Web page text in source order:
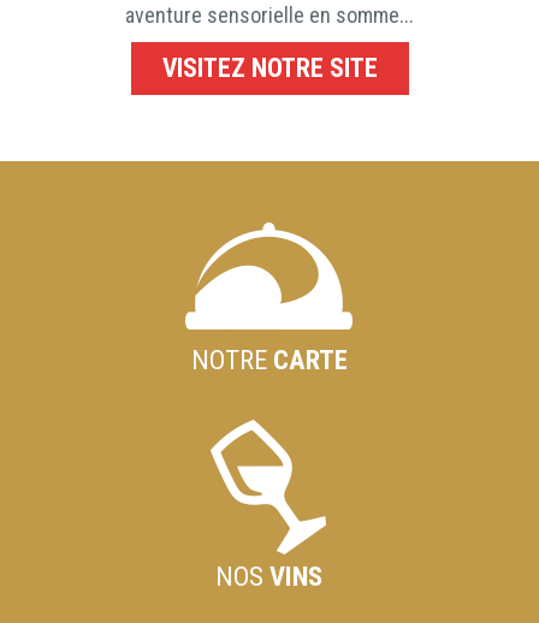
aventure sensorielle en somme...
VISITEZ NOTRE SITE
NOTRE CARTE
NOS VINS